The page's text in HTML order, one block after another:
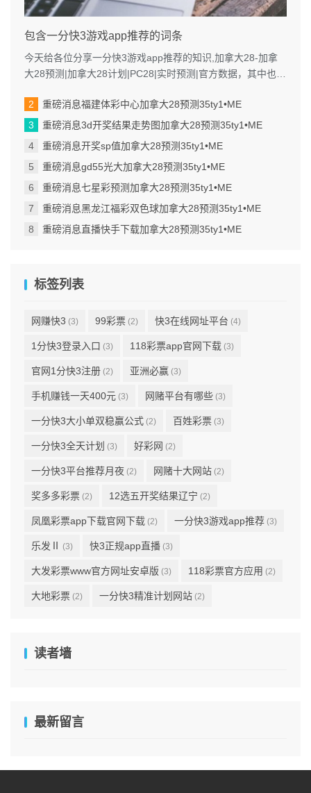
包含一分快3游戏app推荐的词条
今天给各位分享一分快3游戏app推荐的知识,加拿大28-加拿
大28预测|加拿大28计划|PC28|实时预测|官方数据，其中也会
重磅消息福建体彩中心加拿大28预测35ty1 •ME
重磅消息3d开奖结果走势图加拿大28预测35ty1 •ME
重磅消息开奖sp值加拿大28预测35ty1 •ME
重磅消息gd55光大加拿大28预测35ty1 •ME
重磅消息七星彩预测加拿大28预测35ty1 •ME
重磅消息黑龙江福彩双色球加拿大28预测35ty1 •ME
重磅消息直播快手下载加拿大28预测35ty1 •ME
标签列表
网赚快3 (3) 99彩票 (2) 快3在线网址平台 (4)
1分快3登录入口 (3) 118彩票app官网下载 (3)
官网1分快3注册 (2) 亚洲必赢 (3)
手机赚钱一天400元 (3) 网赌平台有哪些 (3)
一分快3大小单双稳赢公式 (2) 百姓彩票 (3)
一分快3全天计划 (3) 好彩网 (2)
一分快3平台推荐月夜 (2) 网赌十大网站 (2)
奖多多彩票 (2) 12选五开奖结果辽宁 (2)
凤凰彩票app下载官网下载 (2) 一分快3游戏app推荐 (3)
乐发Ⅱ (3) 快3正规app直播 (3)
大发彩票www官方网址安卓版 (3) 118彩票官方应用 (2)
大地彩票 (2) 一分快3精准计划网站 (2)
读者墙
最新留言